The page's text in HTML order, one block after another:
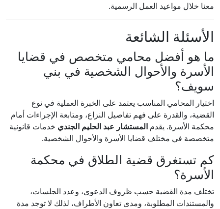
معنا خلال مواعيد العمل الرسمية.
الأسئلة الشائعة
ما هو أفضل محامي متخصص في قضايا
الأسرة والأحوال الشخصية في بني
سويف؟
اختيار المحامي المناسب يعتمد على الخبرة العملية في نوع
القضية، والقدرة على فهم تفاصيل النزاع، ومتابعة الإجراءات أمام
محكمة الأسرة. يقدم المستشار عبد الحليم الجندي خدمات قانونية
متخصصة في مختلف قضايا الأسرة والأحوال الشخصية.
كم تستغرق قضية الطلاق في محكمة
الأسرة؟
تختلف مدة القضية حسب ظروف الدعوى، وعدد الجلسات،
والمستندات المطلوبة، ومدى تعاون الأطراف، لذلك لا توجد مدة